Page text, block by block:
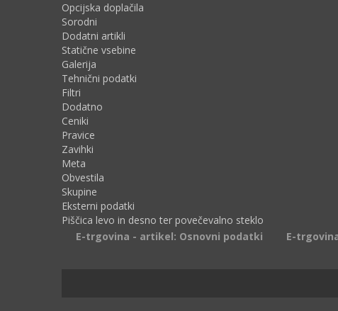
Opcijska doplačila
Sorodni
Dodatni artikli
Statične vsebine
Galerija
Tehnični podatki
Filtri
Dodatno
Ceniki
Pravice
Zavihki
Meta
Obvestila
Skupine
Eksterni podatki
Piščica levo in desno ter povečevalno steklo
E-trgovina - artikel: Osnovni podatki
E-